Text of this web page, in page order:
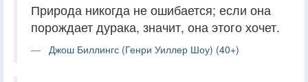
Природа никогда не ошибается; если она
порождает дурака, значит, она этого хочет.
Джош Биллингс (Генри Уиллер Шоу) (40+)